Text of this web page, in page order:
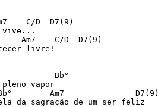
C/D  D7(9)
Am7    C/D  D7(9)
livre!
Bb°
vapor
Am7               D7(9)
da sagração de um ser feliz